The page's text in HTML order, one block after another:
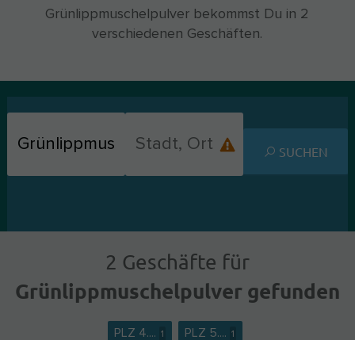
Grünlippmuschelpulver bekommst Du in 2
verschiedenen Geschäften.
SUCHEN
2 Geschäfte für
Grünlippmuschelpulver gefunden
PLZ 4.... 1 PLZ 5.... 1